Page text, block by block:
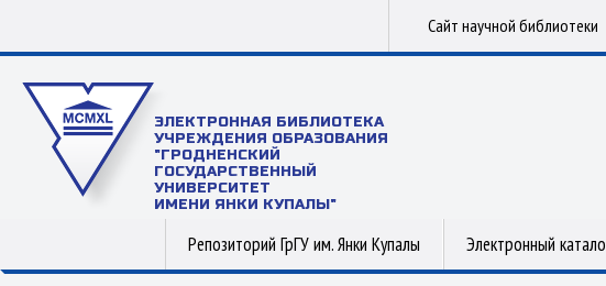
Сайт научной библиотеки
ЭЛЕКТРОННАЯ БИБЛИОТЕКА
УЧРЕЖДЕНИЯ ОБРАЗОВАНИЯ
"ГРОДНЕНСКИЙ
ГОСУДАРСТВЕННЫЙ
УНИВЕРСИТЕТ
ИМЕНИ ЯНКИ КУПАЛЫ"
Репозиторий ГрГУ им. Янки Купалы Электронный